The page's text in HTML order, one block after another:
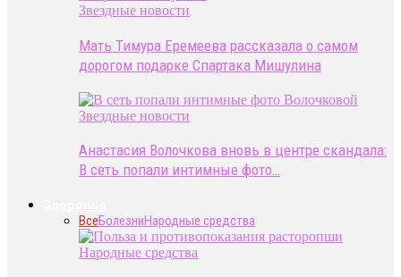
Звездные новости
Мать Тимура Еремеева рассказала о самом
дорогом подарке Спартака Мишулина
Звездные новости
Анастасия Волочкова вновь в центре скандала:
В сеть попали интимные фото…
ВсеБолезниНародные средства
Народные средства